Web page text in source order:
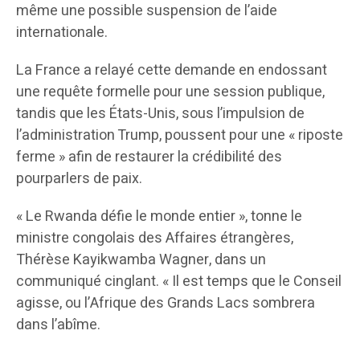
même une possible suspension de l’aide
internationale.
La France a relayé cette demande en endossant
une requête formelle pour une session publique,
tandis que les États-Unis, sous l’impulsion de
l’administration Trump, poussent pour une « riposte
ferme » afin de restaurer la crédibilité des
pourparlers de paix.
« Le Rwanda défie le monde entier », tonne le
ministre congolais des Affaires étrangères,
Thérèse Kayikwamba Wagner, dans un
communiqué cinglant. « Il est temps que le Conseil
agisse, ou l’Afrique des Grands Lacs sombrera
dans l’abîme.